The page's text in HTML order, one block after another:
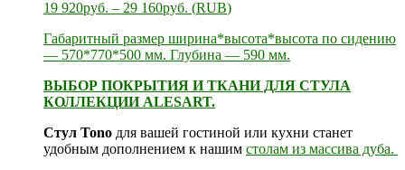
19 920руб. – 29 160руб. (RUB)
Габаритный размер ширина*высота*высота по сидению
— 570*770*500 мм. Глубина — 590 мм.
ВЫБОР ПОКРЫТИЯ И ТКАНИ ДЛЯ СТУЛА
КОЛЛЕКЦИИ ALESART.
Стул Tono для вашей гостиной или кухни станет
удобным дополнением к нашим столам из массива дуба.